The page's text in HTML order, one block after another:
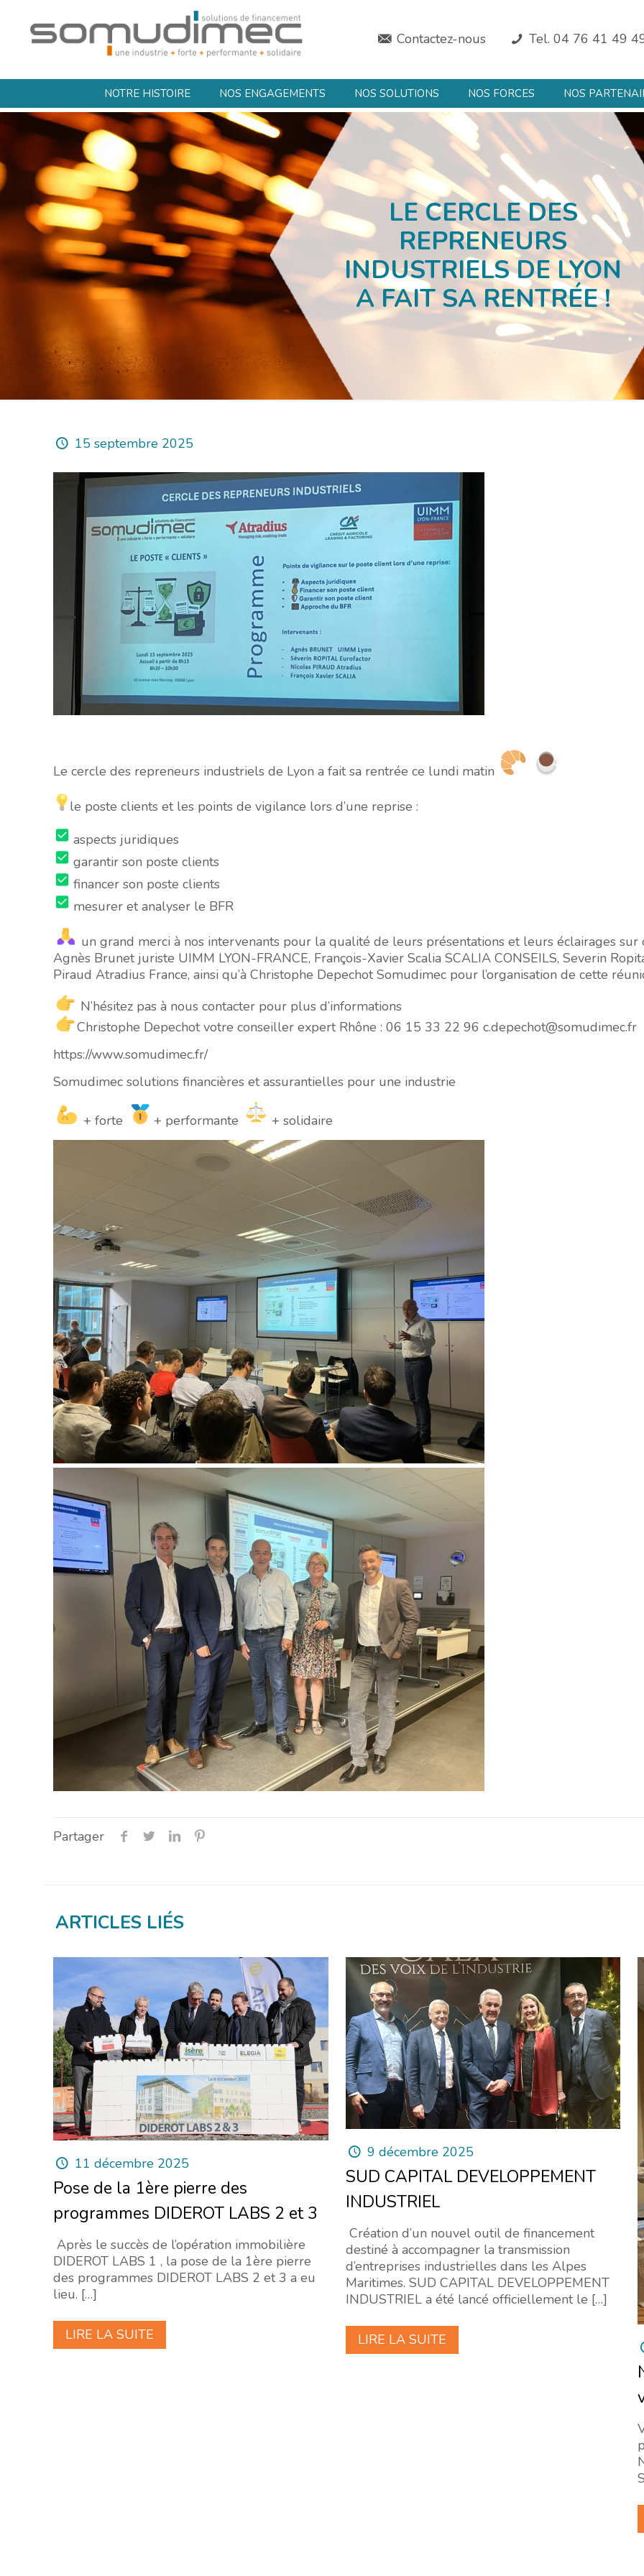
NOTRE HISTOIRE NOS ENGAGEMENTS NOS SOLUTIONS NOS FORCES NOS
Contactez-nous Tel. 04 76 41 49
LE CERCLE DES
REPRENEURS
INDUSTRIELS DE LYON
A FAIT SA RENTRÉE !
15 septembre 2025
Le cercle des repreneurs industriels de Lyon a fait sa rentrée ce lundi matin
le poste clients et les points de vigilance lors d’une reprise :
aspects juridiques
garantir son poste clients
financer son poste clients
mesurer et analyser le BFR
un grand merci à nos intervenants pour la qualité de leurs présentations et leurs éclairages sur
Agnès Brunetjuriste UIMM LYON-FRANCE, François-Xavier Scalia SCALIA CONSEILS,Severin
Piraud Atradius France, ainsi qu’àChristophe Depechot Somudimec pour l’organisation de cette
N’hésitez pas à nous contacter pour plus d’informations
Christophe Depechotvotre conseiller expert Rhône : 06 15 33 22 96c.depechot@somudimec.fr
https://www.somudimec.fr/
Somudimec solutions financières et assurantielles pour une industrie
+ forte + performante + solidaire
Partager
ARTICLES LIÉS
11 décembre 2025
Pose de la 1ère pierre des
programmes DIDEROT LABS 2 et 3
Après le succès de l’opération immobilière
DIDEROT LABS 1 , la pose de la 1ère pierre
des programmes DIDEROT LABS 2 et 3 a eu
lieu. […]
LIRE LA SUITE
9 décembre 2025
SUD CAPITAL DEVELOPPEMENT
INDUSTRIEL
Création d’un nouvel outil de financement
destiné à accompagner la transmission
d’entreprises industrielles dans les Alpes
Maritimes. SUD CAPITAL DEVELOPPEMENT
INDUSTRIEL a été lancé officiellement le […]
LIRE LA SUITE